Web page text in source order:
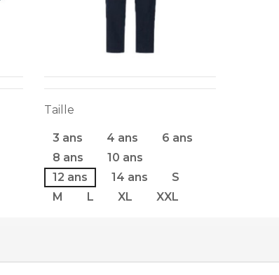
Taille
3 ans 4 ans
6 ans
8 ans
10 ans
12 ans
14 ans
S
M
L XL XXL